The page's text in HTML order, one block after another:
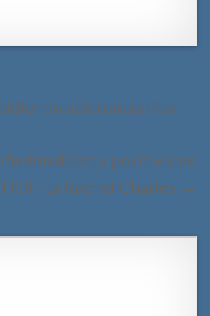
asistencia riba
y positivismo
ta Rachel Charles →